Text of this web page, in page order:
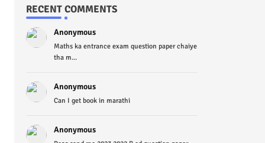
RECENT COMMENTS
Anonymous
Maths ka entrance exam question paper chaiye
tha m...
Anonymous
Can I get book in marathi
Anonymous